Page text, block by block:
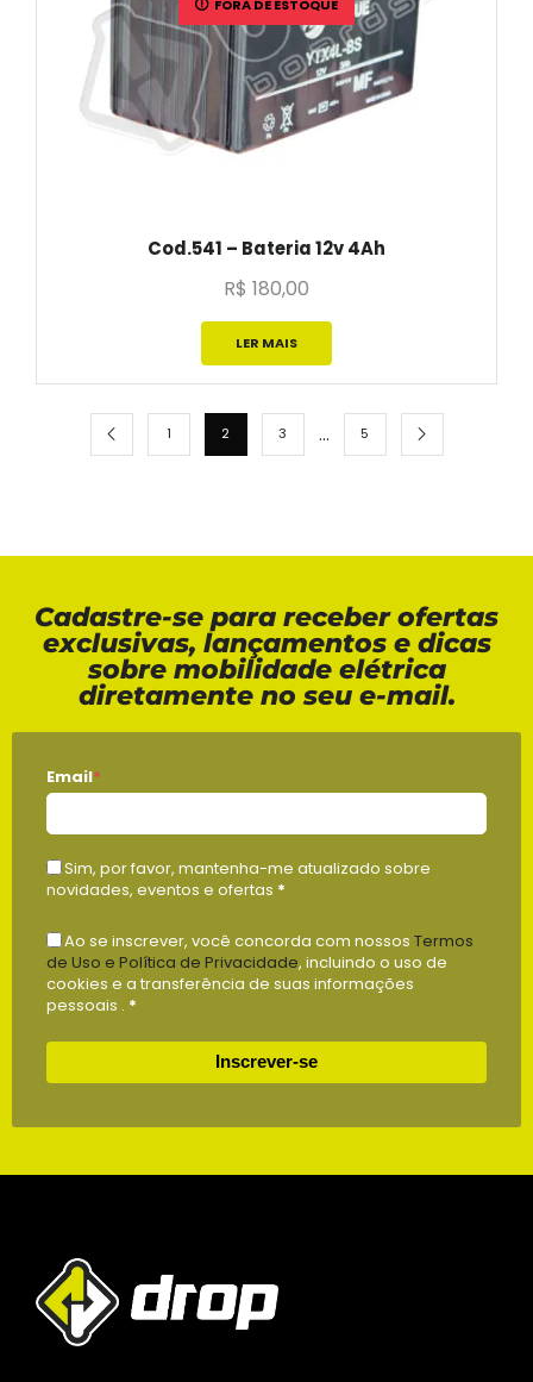
FORA DE ESTOQUE
Cod.541 – Bateria 12v 4Ah
R$ 180,00
LER MAIS
1 2 3 … 5
Cadastre-se para receber ofertas
exclusivas, lançamentos e dicas
sobre mobilidade elétrica
diretamente no seu e-mail.
Email*
Sim, por favor, mantenha-me atualizado sobre
novidades, eventos e ofertas *
Ao se inscrever, você concorda com nossos Termos
de Uso e Política de Privacidade, incluindo o uso de
cookies e a transferência de suas informações
pessoais . *
Inscrever-se